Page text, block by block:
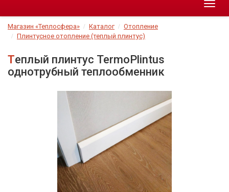
Меню
Магазин «Теплосфера» Каталог
Отопление
Плинтусное отопление (теплый плинтус)
Теплый плинтус TermoPlintus
однотрубный теплообменник